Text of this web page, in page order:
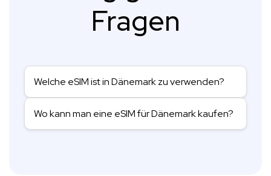
Fragen
Welche eSIM ist in Dänemark zu verwenden?
Wo kann man eine eSIM für Dänemark kaufen?